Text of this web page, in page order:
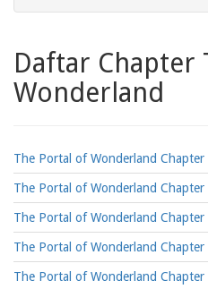
Daftar Chapter
Wonderland
The Portal of Wonderland Chapter
The Portal of Wonderland Chapter
The Portal of Wonderland Chapter
The Portal of Wonderland Chapter
The Portal of Wonderland Chapter